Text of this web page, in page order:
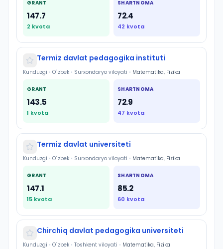
GRANT
147.7
2 kvota
SHARTNOMA
72.4
42 kvota
Termiz davlat pedagogika instituti
Kunduzgi • O`zbek • Surxondaryo viloyati • Matematika, Fizika
GRANT
143.5
1 kvota
SHARTNOMA
72.9
47 kvota
Termiz davlat universiteti
Kunduzgi • O`zbek • Surxondaryo viloyati • Matematika, Fizika
GRANT
147.1
15 kvota
SHARTNOMA
85.2
60 kvota
Chirchiq davlat pedagogika universiteti
Kunduzgi • O`zbek • Toshkent viloyati • Matematika, Fizika